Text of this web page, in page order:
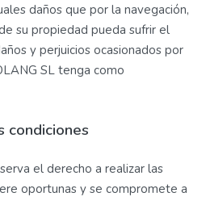
daños que por la navegación,
su propiedad pueda sufrir el
y perjuicios ocasionados por
SL tenga como
condiciones
el derecho a realizar las
oportunas y se compromete a